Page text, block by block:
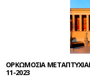
OΡΚΩΜΟΣΙΑ
11-2023